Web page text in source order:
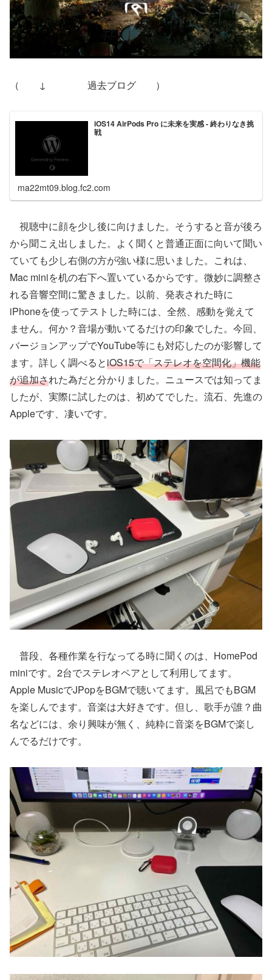
（ ↓ 過去ブログ ）
iOS14 AirPods Pro に未来を実感 - 終わりなき挑
戦
ma22mt09.blog.fc2.com
視聴中に顔を少し後に向けました。そうすると音が後ろ
から聞こえ出しました。よく聞くと普通正面に向いて聞い
ていても少し右側の方が強い様に思いました。これは、
Mac miniを机の右下へ置いているからです。微妙に調整さ
れる音響空間に驚きました。以前、発表された時に
iPhoneを使ってテストした時には、全然、感動を覚えて
ません。何か？音場が動いてるだけの印象でした。今回、
バージョンアップでYouTube等にも対応したのが影響して
ます。詳しく調べるとiOS15で「ステレオを空間化」機能
が追加された為だと分かりました。ニュースでは知ってま
したが、実際に試したのは、初めてでした。流石、先進の
Appleです、凄いです。
普段、各種作業を行なってる時に聞くのは、HomePod
miniです。2台でステレオペアとして利用してます。
Apple MusicでJPopをBGMで聴いてます。風呂でもBGM
を楽しんでます。音楽は大好きです。但し、歌手が誰？曲
名などには、余り興味が無く、純粋に音楽をBGMで楽し
んでるだけです。